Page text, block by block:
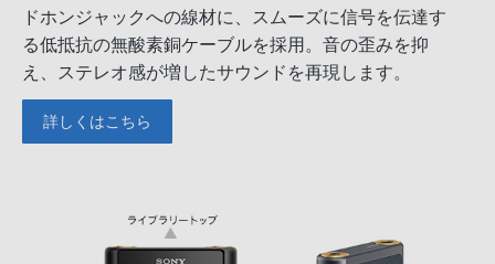
ドホンジャックへの線材に、スムーズに信号を伝達す
る低抵抗の無酸素銅ケーブルを採用。音の歪みを抑
え、ステレオ感が増したサウンドを再現します。
詳しくはこちら